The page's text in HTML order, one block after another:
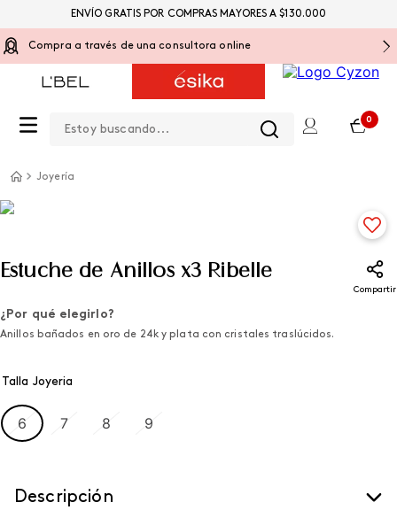
Compra a través de una consultora online
0
ENVÍO GRATIS POR COMPRAS MAYORES A $130.000
Joyería
Estuche de Anillos x3 Ribelle
Compartir
¿Por qué elegirlo?
Anillos bañados en oro de 24k y plata con cristales traslúcidos.
Talla Joyeria
6 7 8 9
Descripción